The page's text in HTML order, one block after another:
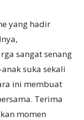
yang hadir
sangat senang
suka sekali
ini membuat
Terima
momen